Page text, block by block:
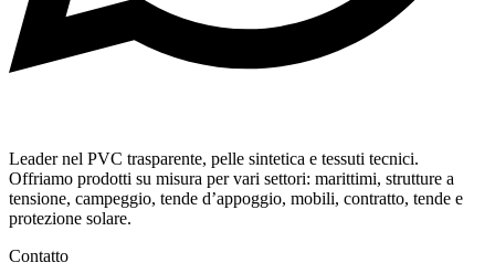
Leader nel PVC trasparente, pelle sintetica e tessuti tecnici.
Offriamo prodotti su misura per vari settori: marittimi, strutture a
tensione, campeggio, tende d’appoggio, mobili, contratto, tende e
protezione solare.
Contatto